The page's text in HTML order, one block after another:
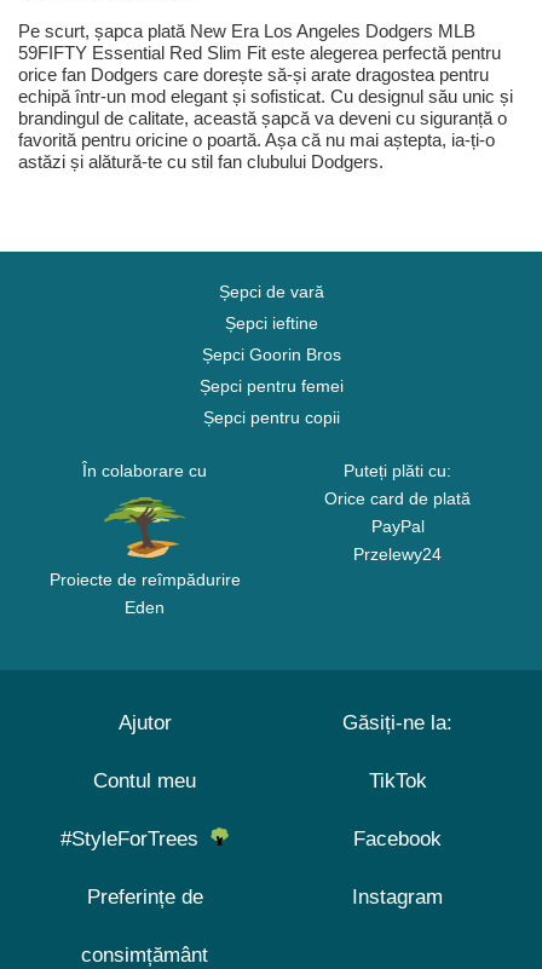
Pe scurt, șapca plată New Era Los Angeles Dodgers MLB
59FIFTY Essential Red Slim Fit este alegerea perfectă pentru
orice fan Dodgers care dorește să-și arate dragostea pentru
echipă într-un mod elegant și sofisticat. Cu designul său unic și
brandingul de calitate, această șapcă va deveni cu siguranță o
favorită pentru oricine o poartă. Așa că nu mai aștepta, ia-ți-o
astăzi și alătură-te cu stil fan clubului Dodgers.
Șepci de vară
Șepci ieftine
Șepci Goorin Bros
Șepci pentru femei
Șepci pentru copii
În colaborare cu
Proiecte de reîmpădurire
Eden
Puteți plăti cu:
Orice card de plată
PayPal
Przelewy24
Ajutor
Contul meu
#StyleForTrees
Preferințe de
consimțământ
Găsiți-ne la:
TikTok
Facebook
Instagram